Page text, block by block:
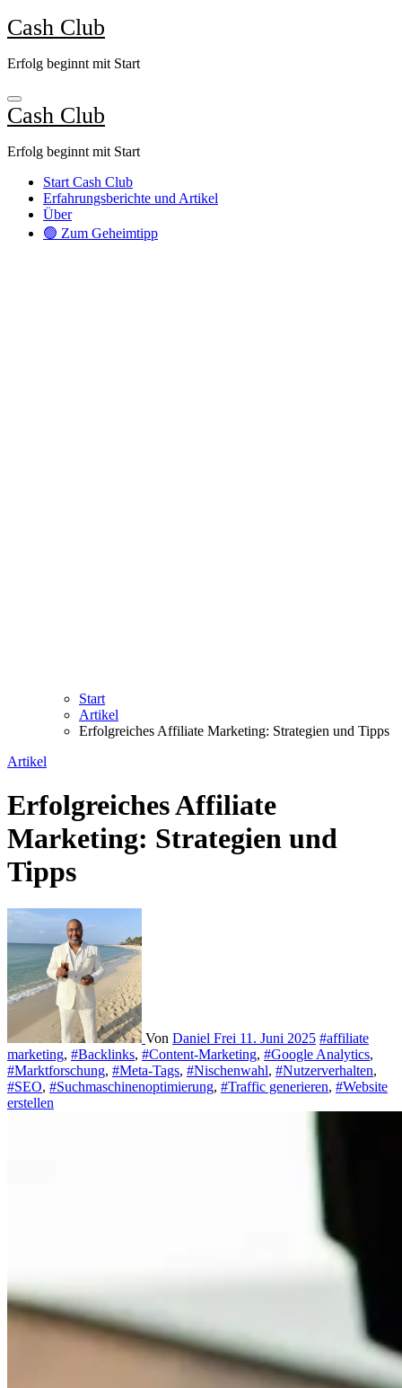
Zum
Inhalt
Cash Club
Erfolg beginnt mit Start
Cash Club
Erfolg beginnt mit Start
Start Cash Club
Erfahrungsberichte und Artikel
Über
🟢 Zum Geheimtipp
Start
Artikel
Erfolgreiches Affiliate Marketing: Strategien und Tipps
Artikel
Erfolgreiches Affiliate
Marketing: Strategien und
Tipps
Von Daniel Frei 11. Juni 2025 #affiliate
marketing, #Backlinks, #Content-Marketing, #Google Analytics,
#Marktforschung, #Meta-Tags, #Nischenwahl, #Nutzerverhalten,
#SEO, #Suchmaschinenoptimierung, #Traffic generieren, #Website
erstellen